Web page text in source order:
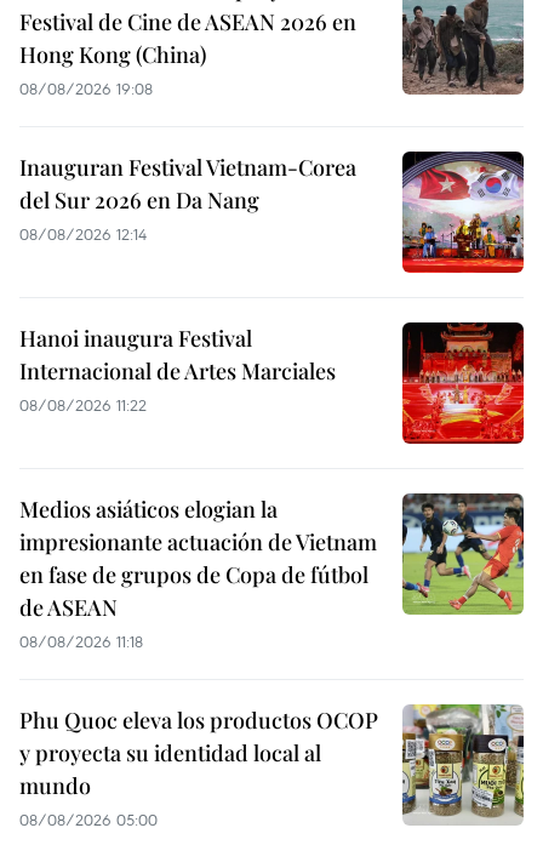
Festival de Cine de ASEAN 2026 en
Hong Kong (China)
08/08/2026 19:08
Inauguran Festival Vietnam-Corea
del Sur 2026 en Da Nang
08/08/2026 12:14
Hanoi inaugura Festival
Internacional de Artes Marciales
08/08/2026 11:22
Medios asiáticos elogian la
impresionante actuación de Vietnam
en fase de grupos de Copa de fútbol
de ASEAN
08/08/2026 11:18
Phu Quoc eleva los productos OCOP
y proyecta su identidad local al
mundo
08/08/2026 05:00